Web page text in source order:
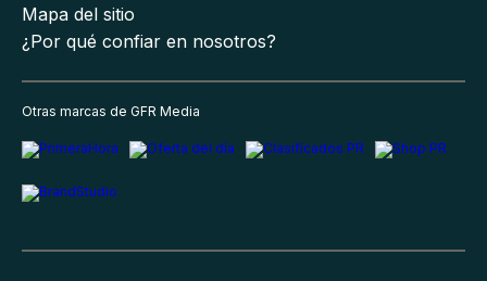
Mapa del sitio
¿Por qué confiar en nosotros?
Otras marcas de GFR Media